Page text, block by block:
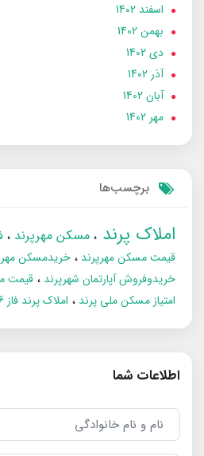
اسفند 1402
بهمن 1402
دی 1402
آذر 1402
آبان 1402
مهر 1402
برچسب‌ها
املاک پرند مسکن مهرپرند
قیمت مسکن مهرپرند
خریدمسکن
خریدوفروش آپارتمان شهرپرند
قیمت
امتیاز مسکن ملی پرند
املاک پرند فاز 6
اطلاعات شما